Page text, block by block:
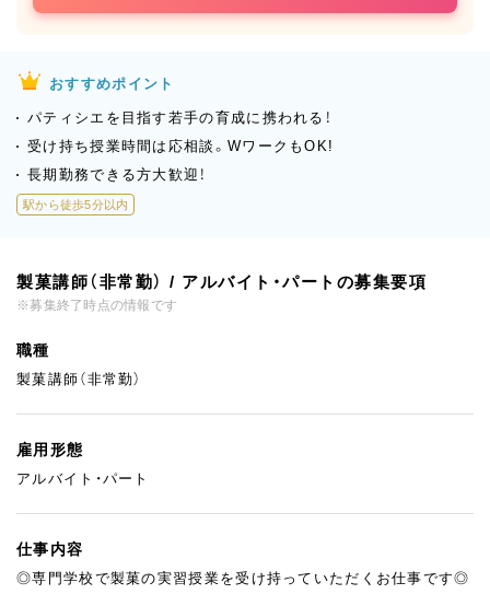
おすすめポイント
パティシエを目指す若手の育成に携われる！
受け持ち授業時間は応相談。WワークもOK!
長期勤務できる方大歓迎！
駅から徒歩5分以内
製菓講師（非常勤） / アルバイト・パートの募集要項
※募集終了時点の情報です
職種
製菓講師（非常勤）
雇用形態
アルバイト・パート
仕事内容
◎専門学校で製菓の実習授業を受け持っていただくお仕事です◎